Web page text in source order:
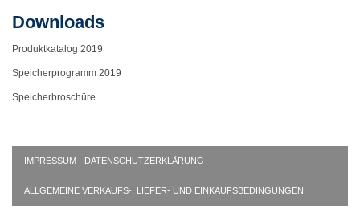
Downloads
Produktkatalog 2019
Speicherprogramm 2019
Speicherbroschüre
IMPRESSUM DATENSCHUTZERKLÄRUNG
ALLGEMEINE VERKAUFS-, LIEFER- UND EINKAUFSBEDINGUNGEN